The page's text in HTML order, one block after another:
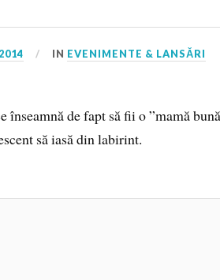
IN EVENIMENTE & LANSĂRI
de fapt să fii o ”mamă
să iasă din labirint.